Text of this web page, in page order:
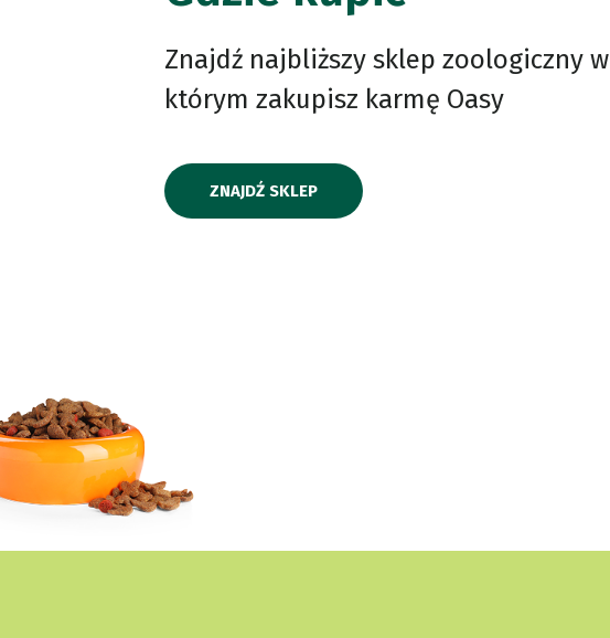
Znajdź najbliższy sklep zoologiczny w
którym zakupisz karmę Oasy
ZNAJDŹ SKLEP